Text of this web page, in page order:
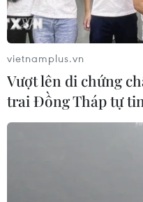
vietnamplus.vn
Vượt lên di chứng
trai Đồng Tháp tự